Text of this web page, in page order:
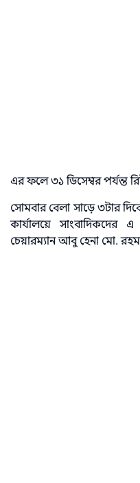
এর ফলে ৩১ ডিসেম্বর পর্যন্ত
সোমবার বেলা সাড়ে ৩টার
কার্যালয়ে সাংবাদিকদের
চেয়ারম্যান আবু হেনা মো.